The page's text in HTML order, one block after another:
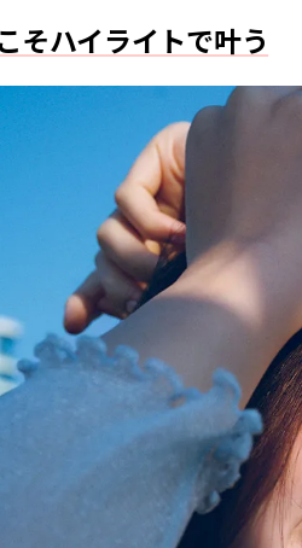
そハイライトで叶う